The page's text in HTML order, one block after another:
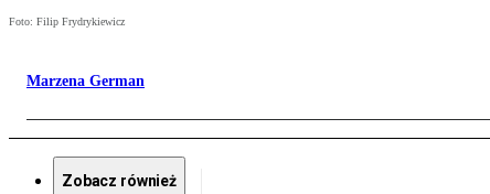
Foto: Filip Frydrykiewicz
Marzena German
Zobacz również